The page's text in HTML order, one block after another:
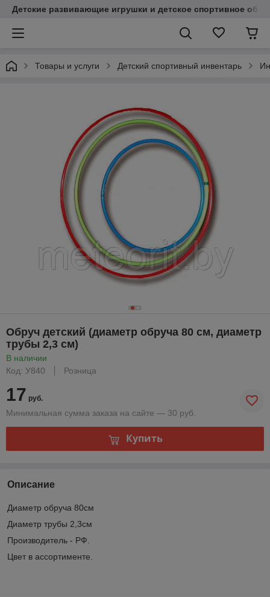
Детские развивающие игрушки и детское спортивное
Товары и услуги Детский спортивный инвентарь
Обруч детский (диаметр обруча 80 см, диаметр
трубы 2,3 см)
В наличии
Код: У840
Розница
17 руб.
Минимальная сумма заказа на сайте — 30 руб.
Купить
Описание
Диаметр обруча 80см
Диаметр трубы 2,3см
Производитель - РФ.
Цвет в ассортименте.